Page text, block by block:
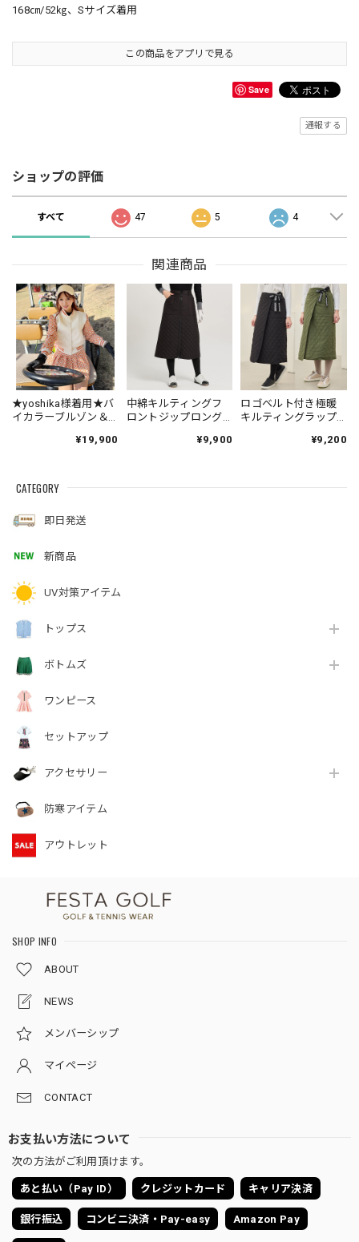
168㎝/52㎏、Sサイズ着用
この商品をアプリで見る
Save
通報する
ショップの評価
すべて 47 5 4
関連商品
★yoshika様着用★バ
イカラーブルゾン＆
¥19,900
中綿キルティングフ
ロントジップロング
¥9,900
ロゴベルト付き極暖
キルティングラップ
¥9,200
CATEGORY
即日発送
新商品
UV対策アイテム
トップス
ボトムズ
ワンピース
セットアップ
アクセサリー
防寒アイテム
アウトレット
SHOP INFO
ABOUT
NEWS
メンバーシップ
マイページ
CONTACT
お支払い方法について
次の方法がご利用頂けます。
あと払い（Pay ID） クレジットカード キャリア決済
銀行振込 コンビニ決済・Pay-easy Amazon Pay